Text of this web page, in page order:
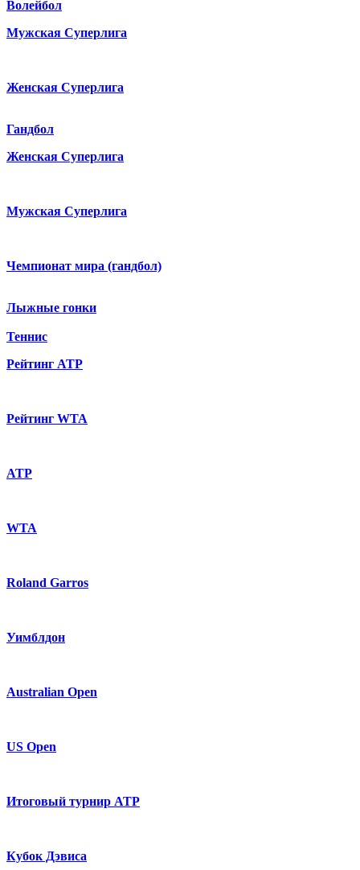
Волейбол
Мужская Суперлига
Женская Суперлига
Гандбол
Женская Суперлига
Мужская Суперлига
Чемпионат мира (гандбол)
Лыжные гонки
Теннис
Рейтинг ATP
Рейтинг WTA
ATP
WTA
Roland Garros
Уимблдон
Australian Open
US Open
Итоговый турнир ATP
Кубок Дэвиса